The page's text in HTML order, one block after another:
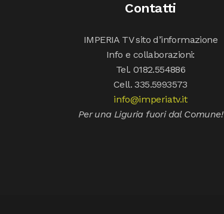
Contatti
IMPERIA TV sito d’informazione
Info e collaborazioni:
Tel. 0182.554886
Cell. 335.5993573
info@imperiatv.it
Per una Liguria fuori dal Comune!